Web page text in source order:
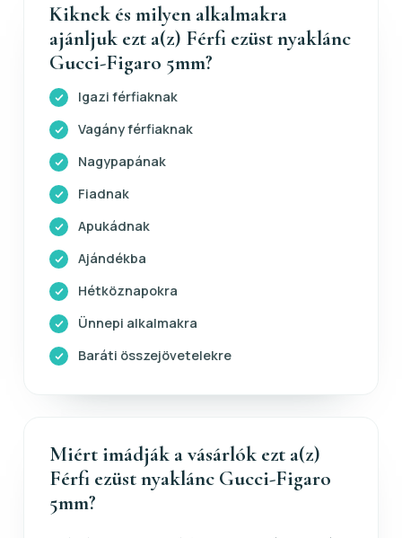
Kiknek és milyen alkalmakra
ajánljuk ezt a(z) Férfi ezüst nyaklánc
Gucci-Figaro 5mm?
Igazi férfiaknak
Vagány férfiaknak
Nagypapának
Fiadnak
Apukádnak
Ajándékba
Hétköznapokra
Ünnepi alkalmakra
Baráti összejövetelekre
Miért imádják a vásárlók ezt a(z)
Férfi ezüst nyaklánc Gucci-Figaro
5mm?